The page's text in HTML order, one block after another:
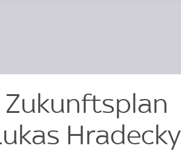
Zukunftsplan
Hradecky